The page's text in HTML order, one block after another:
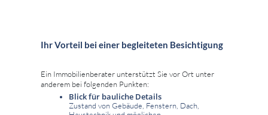
Ihr Vorteil bei einer begleiteten Besichtigung
Ein Immobilienberater unterstützt Sie vor Ort unter
anderem bei folgenden Punkten:
Blick für bauliche Details
Zustand von Gebäude, Fenstern, Dach,